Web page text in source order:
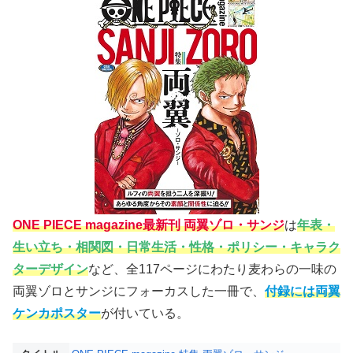
ONE PIECE magazine最新刊 両翼ゾロ・サンジは年表・
生い立ち・相関図・日常生活・性格・ポリシー・キャラク
ターデザインなど、全117ページにわたり麦わらの一味の
両翼ゾロとサンジにフォーカスした一冊で、 付録には両翼
ケンカポスターが付いている。